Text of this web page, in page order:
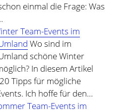
einmal die Frage: Was
Team-Events im
Wo sind im
schöne Winter
In diesem Artikel
Tipps für mögliche
Ich hoffe für den…
Team-Events im